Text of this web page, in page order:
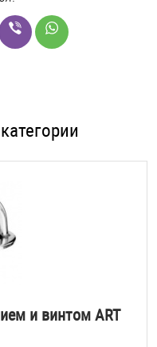
и винтом ART